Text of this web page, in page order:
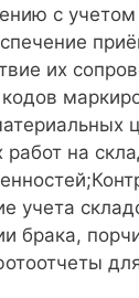
с
их
работ на
учета
брака,